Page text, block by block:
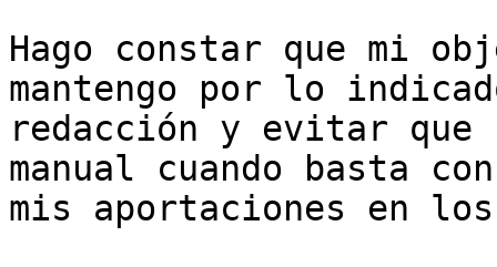
Hago constar que mi
mantengo por lo
redacción y evitar que
manual cuando basta
mis aportaciones en